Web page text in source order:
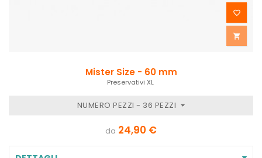


Mister Size - 60 mm
Preservativi XL
NUMERO PEZZI - 36 PEZZI
da 24,90 €